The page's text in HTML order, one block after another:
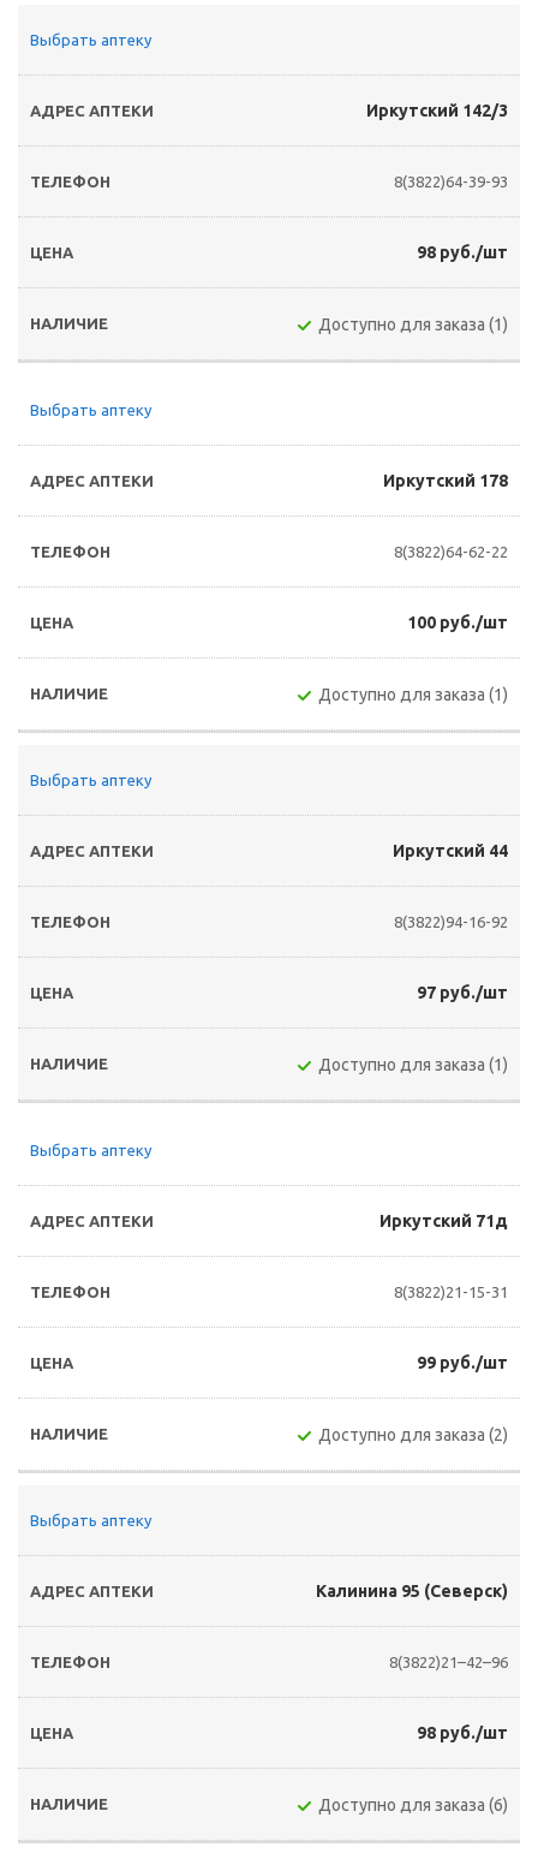
Выбрать аптеку
Иркутский 142/3
8(3822)64-39-93
98 руб./шт
Доступно для заказа (1)
Выбрать аптеку
Иркутский 178
8(3822)64-62-22
100 руб./шт
Доступно для заказа (1)
Выбрать аптеку
Иркутский 44
8(3822)94-16-92
97 руб./шт
Доступно для заказа (1)
Выбрать аптеку
Иркутский 71д
8(3822)21-15-31
99 руб./шт
Доступно для заказа (2)
Выбрать аптеку
Калинина 95 (Северск)
8(3822)21–42–96
98 руб./шт
Доступно для заказа (6)